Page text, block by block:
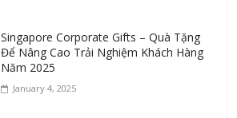
Singapore Corporate Gifts – Quà Tặng
Để Nâng Cao Trải Nghiệm Khách Hàng
Năm 2025
January 4, 2025